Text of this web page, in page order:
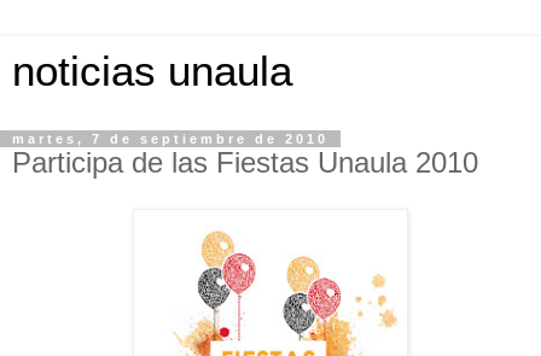
noticias unaula
martes, 7 de septiembre de 2010
Participa de las Fiestas Unaula 2010